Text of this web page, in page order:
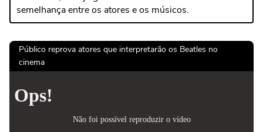
semelhança entre os atores e os músicos.
Público reprova atores que interpretarão os Beatles no
cinema